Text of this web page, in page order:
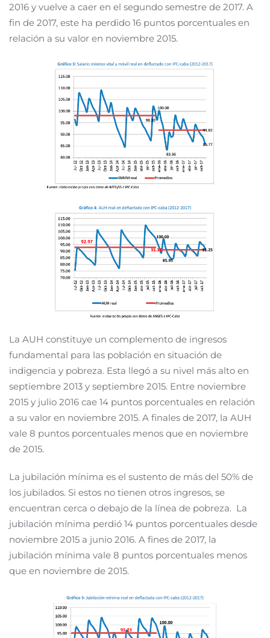
2016 y vuelve a caer en el segundo semestre de 2017. A
fin de 2017, este ha perdido 16 puntos porcentuales en
relación a su valor en noviembre 2015.
La AUH constituye un complemento de ingresos
fundamental para las población en situación de
indigencia y pobreza. Esta llegó a su nivel más alto en
septiembre 2013 y septiembre 2015. Entre noviembre
2015 y julio 2016 cae 14 puntos porcentuales en relación
a su valor en noviembre 2015. A finales de 2017, la AUH
vale 8 puntos porcentuales menos que en noviembre
de 2015.
La jubilación mínima es el sustento de más del 50% de
los jubilados. Si estos no tienen otros ingresos, se
encuentran cerca o debajo de la línea de pobreza. La
jubilación mínima perdió 14 puntos porcentuales desde
noviembre 2015 a junio 2016. A fines de 2017, la
jubilación mínima vale 8 puntos porcentuales menos
que en noviembre de 2015.